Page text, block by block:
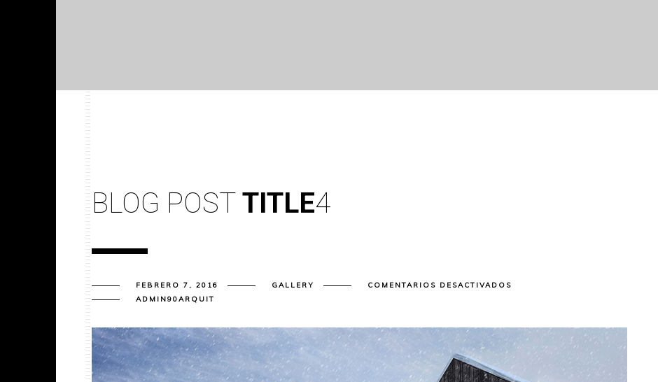
BLOG POSTTITLE4
FEBRERO 7, 2016 GALLERY COMENTARIOS DESACTIVADOSEN
ADMIN90ARQUIT